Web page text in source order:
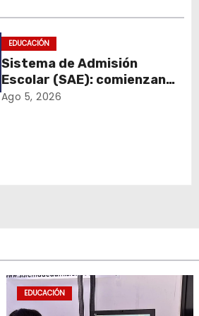
EDUCACIÓN
Sistema de Admisión
Escolar (SAE): comienzan
las postulaciones a
Ago 5, 2026
EDUCACIÓN